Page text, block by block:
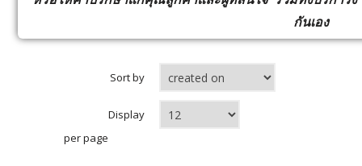
กันเอง
Sort by
Display
per page